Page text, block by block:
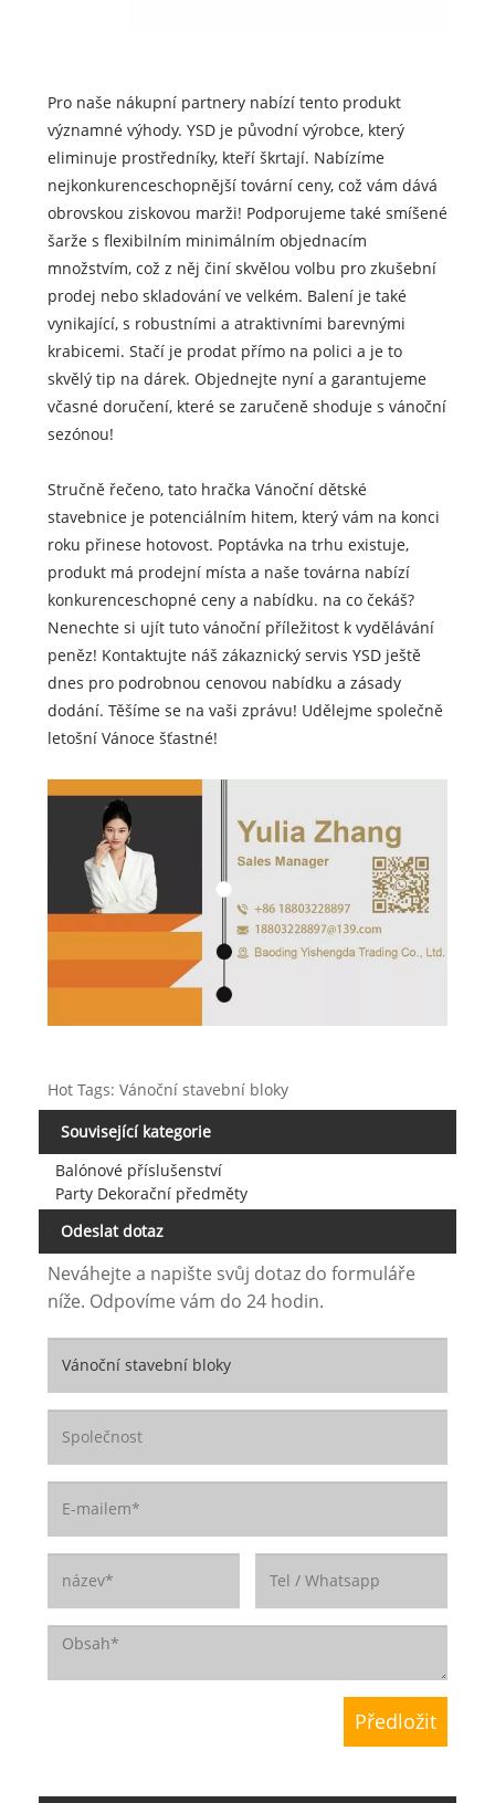
Pro naše nákupní partnery nabízí tento produkt
významné výhody. YSD je původní výrobce, který
eliminuje prostředníky, kteří škrtají. Nabízíme
nejkonkurenceschopnější tovární ceny, což vám dává
obrovskou ziskovou marži! Podporujeme také smíšené
šarže s flexibilním minimálním objednacím
množstvím, což z něj činí skvělou volbu pro zkušební
prodej nebo skladování ve velkém. Balení je také
vynikající, s robustními a atraktivními barevnými
krabicemi. Stačí je prodat přímo na polici a je to
skvělý tip na dárek. Objednejte nyní a garantujeme
včasné doručení, které se zaručeně shoduje s vánoční
sezónou!
Stručně řečeno, tato hračka Vánoční dětské
stavebnice je potenciálním hitem, který vám na konci
roku přinese hotovost. Poptávka na trhu existuje,
produkt má prodejní místa a naše továrna nabízí
konkurenceschopné ceny a nabídku. na co čekáš?
Nenechte si ujít tuto vánoční příležitost k vydělávání
peněz! Kontaktujte náš zákaznický servis YSD ještě
dnes pro podrobnou cenovou nabídku a zásady
dodání. Těšíme se na vaši zprávu! Udělejme společně
letošní Vánoce šťastné!
Hot Tags: Vánoční stavební bloky
Související kategorie
Balónové příslušenství
Party Dekorační předměty
Odeslat dotaz
Neváhejte a napište svůj dotaz do formuláře
níže. Odpovíme vám do 24 hodin.